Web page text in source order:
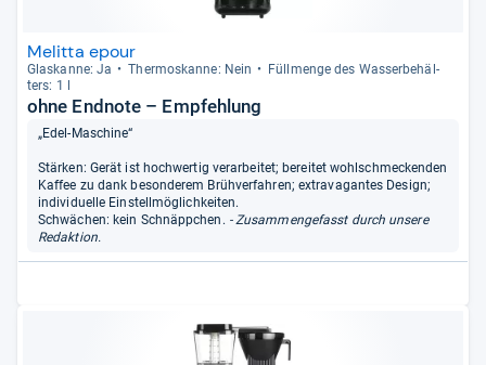
Melitta epour
Glas­kanne: Ja Ther­mo­s­kanne: Nein
Füll­menge des Was­ser­be­häl­
ters: 1 l
ohne Endnote – Empfehlung
„Edel-Maschine“
Stärken: Gerät ist hochwertig verarbeitet; bereitet wohlschmeckenden
Kaffee zu dank besonderem Brühverfahren; extravagantes Design;
individuelle Einstellmöglichkeiten.
Schwächen: kein Schnäppchen. - Zusammengefasst durch unsere
Redaktion.